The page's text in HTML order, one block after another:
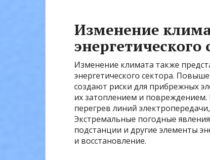
Изменение
энергетического
Изменение климата также
энергетического сектора.
создают риски для прибрежных
их затоплением и
перегрев линий
Экстремальные погодные
подстанции и другие элементы
и восстановление.